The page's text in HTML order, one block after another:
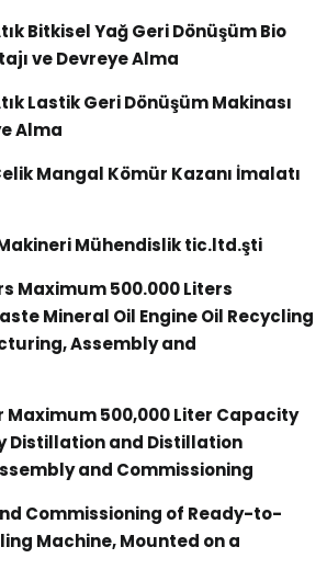
Bitkisel Yağ Geri Dönüşüm Bio
ve Devreye Alma
Lastik Geri Dönüşüm Makinası
Alma
Mangal Kömür Kazanı İmalatı
Mühendislik tic.ltd.şti
Maximum 500.000 Liters
Mineral Oil Engine Oil Recycling
Assembly and
Maximum 500,000 Liter Capacity
Distillation and Distillation
and Commissioning
Commissioning of Ready-to-
Machine, Mounted on a